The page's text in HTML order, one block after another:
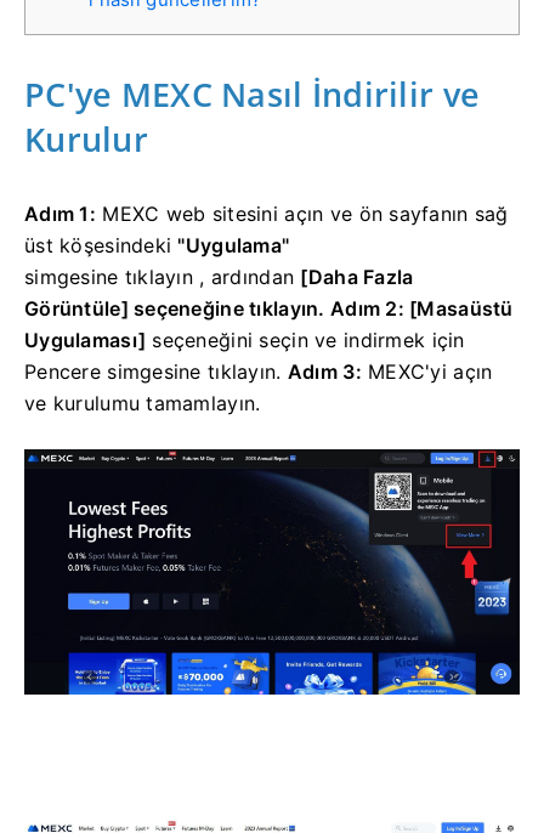
PC'ye MEXC Nasıl İndirilir ve
Kurulur
Adım 1: MEXC web sitesini açın ve ön sayfanın sağ
üst köşesindeki "Uygulama"
simgesine tıklayın , ardından [Daha Fazla
Görüntüle] seçeneğine tıklayın. Adım 2: [Masaüstü
Uygulaması] seçeneğini seçinve indirmek için
Pencere simgesine tıklayın. Adım 3: MEXC'yi açın
ve kurulumu tamamlayın.